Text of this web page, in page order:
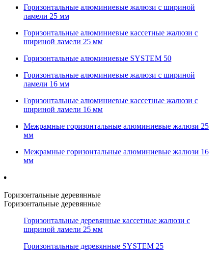
Горизонтальные алюминиевые жалюзи с шириной
ламели 25 мм
Горизонтальные алюминиевые кассетные жалюзи с
шириной ламели 25 мм
Горизонтальные алюминиевые SYSTEM 50
Горизонтальные алюминиевые жалюзи с шириной
ламели 16 мм
Горизонтальные алюминиевые кассетные жалюзи с
шириной ламели 16 мм
Межрамные горизонтальные алюминиевые жалюзи 25
мм
Межрамные горизонтальные алюминиевые жалюзи 16
мм
Горизонтальные деревянные
Горизонтальные деревянные
Горизонтальные деревянные кассетные жалюзи с
шириной ламели 25 мм
Горизонтальные деревянные SYSTEM 25